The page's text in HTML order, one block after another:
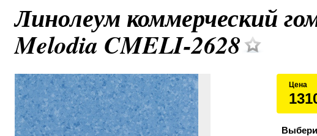
Линолеум коммерческий
Melodia CMELI-2628
Цена